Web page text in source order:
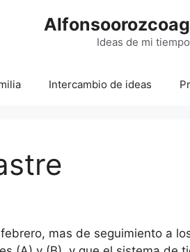
Ideas de mi
Intercambio de ideas
mas de seguimiento a